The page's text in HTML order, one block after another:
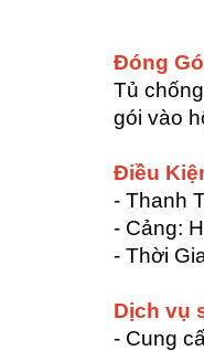
Đóng
Tủ
gói vào
Điều
- Thanh
- Cảng:
- Thời
Dịch vụ
- Cung